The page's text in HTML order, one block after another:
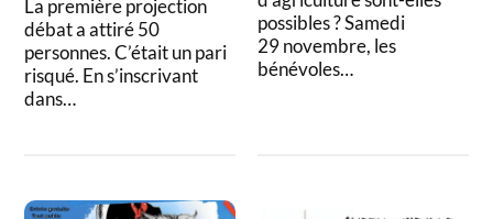
La première projection
débat a attiré 50
personnes. C’était un pari
risqué. En s’inscrivant
dans…
possibles ? Samedi
29 novembre, les
bénévoles…